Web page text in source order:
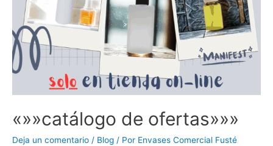
«»»catálogo de ofertas»»»
Deja un comentario / Blog / Por Envases Comercial Fusté